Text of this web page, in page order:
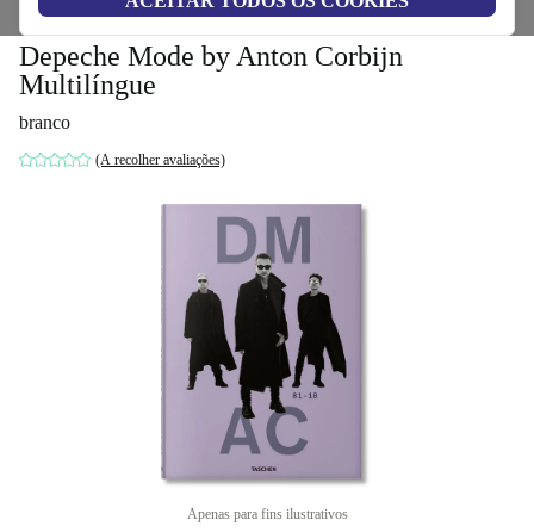
Depeche Mode by Anton Corbijn
Multilíngue
branco
(A recolher avaliações)
Apenas para fins ilustrativos